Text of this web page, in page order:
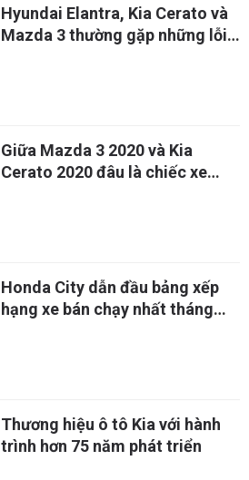
Hyundai Elantra, Kia Cerato và
Mazda 3 thường gặp những lỗi
Giữa Mazda 3 2020 và Kia
Cerato 2020 đâu là chiếc xe
Honda City dẫn đầu bảng xếp
hạng xe bán chạy nhất tháng
Thương hiệu ô tô Kia với hành
trình hơn 75 năm phát triển